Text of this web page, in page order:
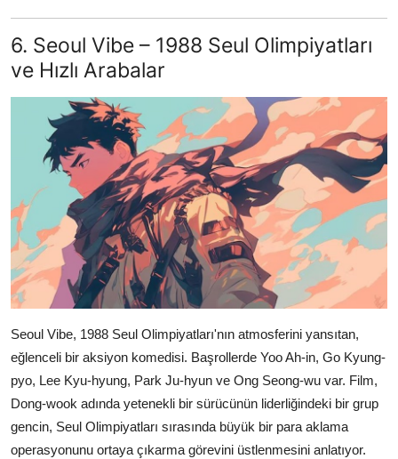
6. Seoul Vibe – 1988 Seul Olimpiyatları
ve Hızlı Arabalar
Seoul Vibe, 1988 Seul Olimpiyatları'nın atmosferini yansıtan,
eğlenceli bir aksiyon komedisi. Başrollerde Yoo Ah-in, Go Kyung-
pyo, Lee Kyu-hyung, Park Ju-hyun ve Ong Seong-wu var. Film,
Dong-wook adında yetenekli bir sürücünün liderliğindeki bir grup
gencin, Seul Olimpiyatları sırasında büyük bir para aklama
operasyonunu ortaya çıkarma görevini üstlenmesini anlatıyor.